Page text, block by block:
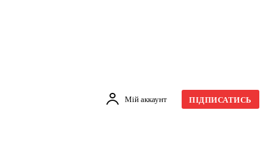
Мій аккаунт ПІДПИСАТИСЬ